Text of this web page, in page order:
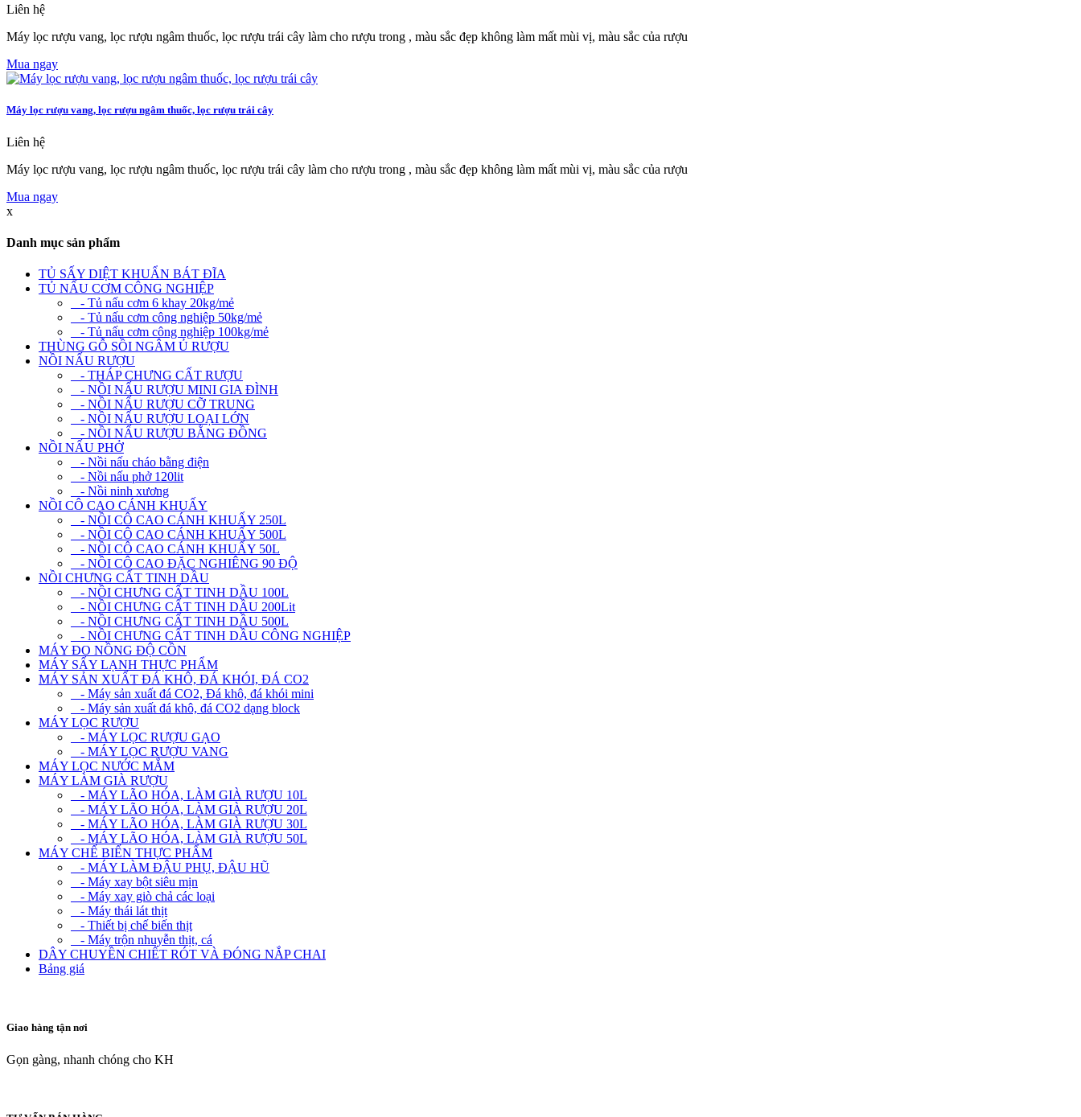
Liên hệ
Máy lọc rượu vang, lọc rượu ngâm thuốc, lọc rượu trái cây làm cho rượu trong , màu sắc đẹp không làm mất mùi vị, màu sắc của rượu
Mua ngay
Máy lọc rượu vang, lọc rượu ngâm thuốc, lọc rượu trái cây
Liên hệ
Máy lọc rượu vang, lọc rượu ngâm thuốc, lọc rượu trái cây làm cho rượu trong , màu sắc đẹp không làm mất mùi vị, màu sắc của rượu
Mua ngay
x
Danh mục sản phẩm
TỦ SẤY DIỆT KHUẨN BÁT ĐĨA
TỦ NẤU CƠM CÔNG NGHIỆP
- Tủ nấu cơm 6 khay 20kg/mẻ
- Tủ nấu cơm công nghiệp 50kg/mẻ
- Tủ nấu cơm công nghiệp 100kg/mẻ
THÙNG GỖ SỒI NGÂM Ủ RƯỢU
NỒI NẤU RƯỢU
- THÁP CHƯNG CẤT RƯỢU
- NỒI NẤU RƯỢU MINI GIA ĐÌNH
- NỒI NẤU RƯỢU CỠ TRUNG
- NỒI NẤU RƯỢU LOẠI LỚN
- NỒI NẤU RƯỢU BẰNG ĐỒNG
NỒI NẤU PHỞ
- Nồi nấu cháo bằng điện
- Nồi nấu phở 120lit
- Nồi ninh xương
NỒI CÔ CAO CÁNH KHUẤY
- NỒI CÔ CAO CÁNH KHUẤY 250L
- NỒI CÔ CAO CÁNH KHUẤY 500L
- NỒI CÔ CAO CÁNH KHUẤY 50L
- NỒI CÔ CAO ĐẶC NGHIÊNG 90 ĐỘ
NỒI CHƯNG CẤT TINH DẦU
- NỒI CHƯNG CẤT TINH DẦU 100L
- NỒI CHƯNG CẤT TINH DẦU 200Lit
- NỒI CHƯNG CẤT TINH DẦU 500L
- NỒI CHƯNG CẤT TINH DẦU CÔNG NGHIỆP
MÁY ĐO NỒNG ĐỘ CỒN
MÁY SẤY LẠNH THỰC PHẨM
MÁY SẢN XUẤT ĐÁ KHÔ, ĐÁ KHÓI, ĐÁ CO2
- Máy sản xuất đá CO2, Đá khô, đá khói mini
- Máy sản xuất đá khô, đá CO2 dạng block
MÁY LỌC RƯỢU
- MÁY LỌC RƯỢU GẠO
- MÁY LỌC RƯỢU VANG
MÁY LỌC NƯỚC MẮM
MÁY LÀM GIÀ RƯỢU
- MÁY LÃO HÓA, LÀM GIÀ RƯỢU 10L
- MÁY LÃO HÓA, LÀM GIÀ RƯỢU 20L
- MÁY LÃO HÓA, LÀM GIÀ RƯỢU 30L
- MÁY LÃO HÓA, LÀM GIÀ RƯỢU 50L
MÁY CHẾ BIẾN THỰC PHẨM
- MÁY LÀM ĐẬU PHỤ, ĐẬU HŨ
- Máy xay bột siêu mịn
- Máy xay giò chả các loại
- Máy thái lát thịt
- Thiết bị chế biến thịt
- Máy trộn nhuyễn thịt, cá
DÂY CHUYỀN CHIẾT RÓT VÀ ĐÓNG NẮP CHAI
Bảng giá
Giao hàng tận nơi
Gọn gàng, nhanh chóng cho KH